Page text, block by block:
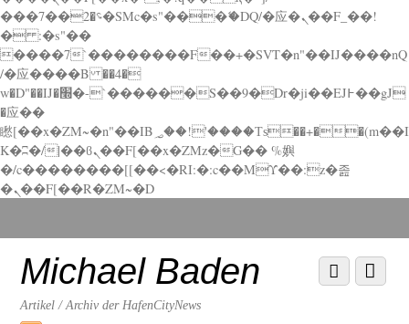
���؝�2��7�SMc�s"���ޭ�DQ/�应�ܢ��F_��!
� :�s"��
����7`��������F��+�SVT�n"��IJ����nQ
/�应����B ��4�
w�D"��IJ�׭�-`������S��9�Dr�ji��EJ߅��gJ
�应��
矁[��x�ZM~�n"��IB؃��!'����Тѕ��+��(m��I
K�ʭ�/|��ϐܢ��F[��x�ZMz�G�� %嬩
�/c��������[[��<�RI:�:c��MΎ��:z�졾
�ܢ��F[��R�ZM~�D
down
contentMichael Baden
Artikel / Archiv der HafenCityNews
Menu
Scroll
down